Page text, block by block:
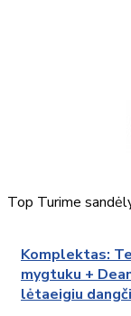
Top Turime
Komplektas:
mygtuku +
lėtaeigiu